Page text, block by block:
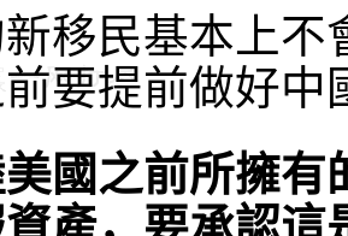
移民基本上不
要提前做好中
國之前所擁有